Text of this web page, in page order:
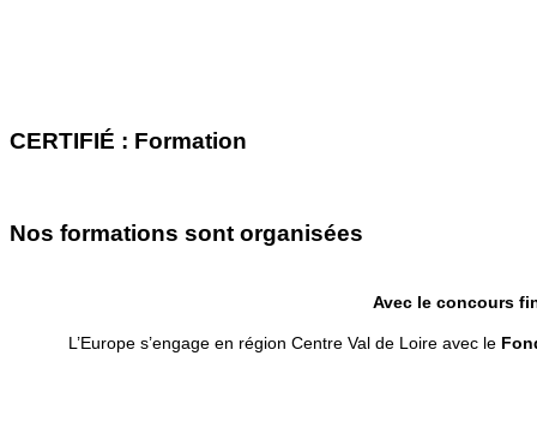
CERTIFIÉ : Formation
Nos formations sont organisées
Avec le concours
L’Europe s’engage en région Centre Val de Loire avec le